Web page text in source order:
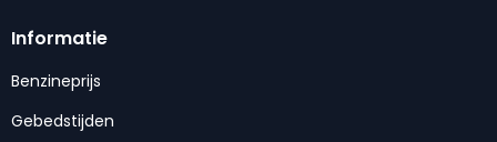
Informatie
Benzineprijs
Gebedstijden